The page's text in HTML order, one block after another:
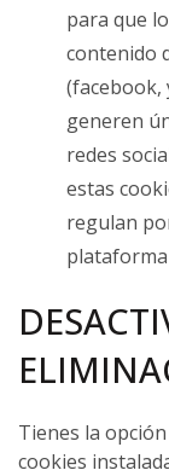
para que
contenido
(facebook,
generen
redes
estas
regulan
Tienes la
cookies